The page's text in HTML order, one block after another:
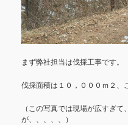
まず弊社担当は伐採工事です。
伐採面積は１０，０００ｍ２、
（この写真では現場が広すぎ
が、、、、、）